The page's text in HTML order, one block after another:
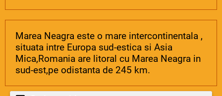
Marea Neagra este o mare intercontinentala ,
situata intre Europa sud-estica si Asia
Mica,Romania are litoral cu Marea Neagra in
sud-est,pe odistanta de 245 km.